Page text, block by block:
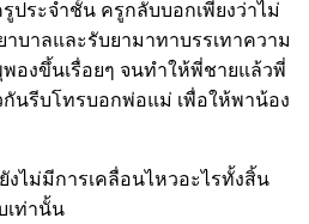
ประจำชั้น ครูกลับบอกเพียงว่าไม่
บาลและรับยามาทาบรรเทาความ
พองขึ้นเรื่อยๆ จนทำให้พี่ชายแล้วพี่
กันรีบโทรบอกพ่อแม่ เพื่อให้พาน้อง
งไม่มีการเคลื่อนไหวอะไรทั้งสิ้น
เท่านั้น